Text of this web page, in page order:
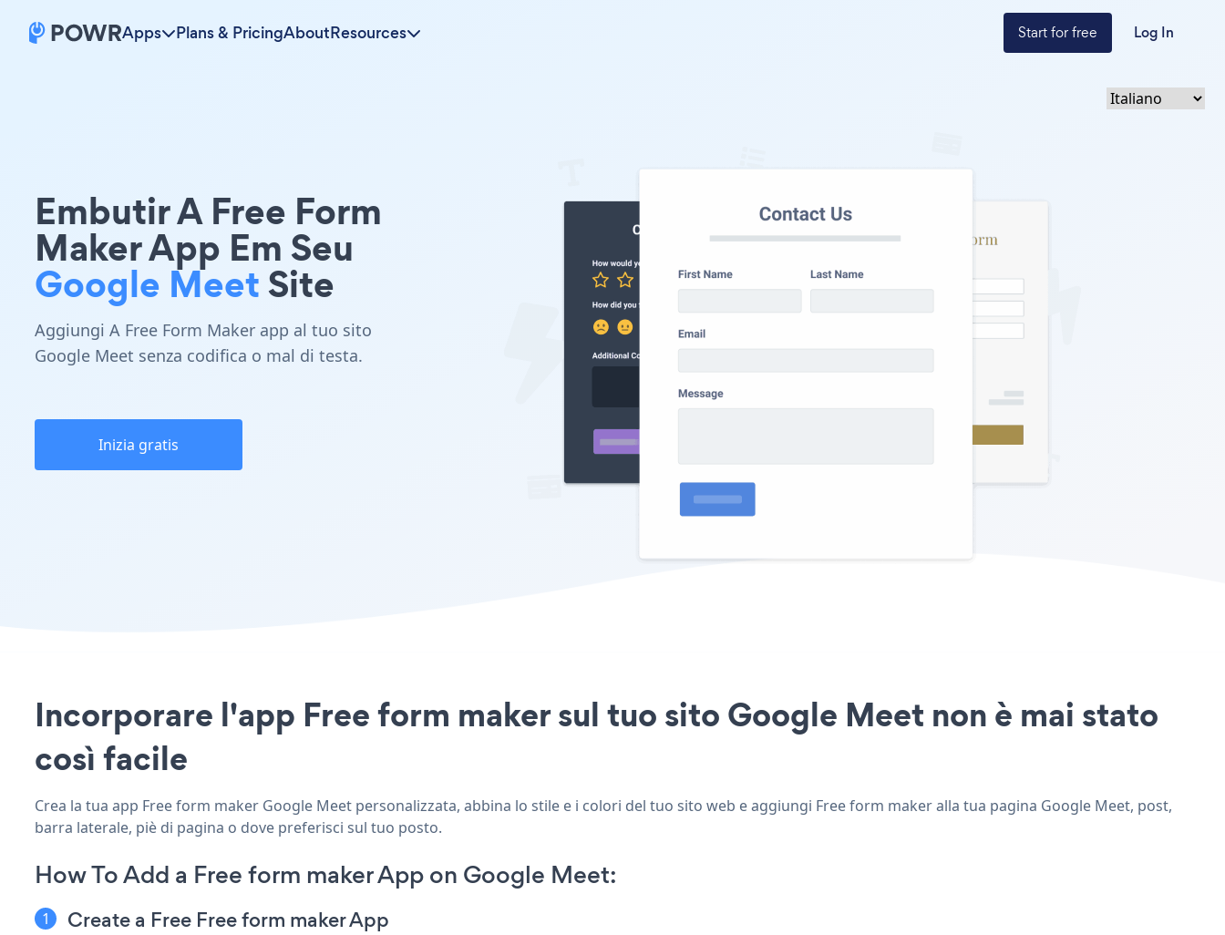
Apps Plans & PricingAboutResources Start for free Log In
Embutir A Free Form
Maker App Em Seu
Google MeetSite
Aggiungi A Free Form Maker app al tuo sito
Google Meet senza codifica o mal di testa.
Inizia gratis
Incorporare l'app Free form maker sul tuo sito Google Meet non è mai stato
così facile
Crea la tua app Free form maker Google Meet personalizzata, abbina lo stile e i colori del tuo sito web e aggiungi Free form maker alla tua pagina Google Meet, post,
barra laterale, piè di pagina o dove preferisci sul tuo posto.
How To Add a Free form maker App on Google Meet:
Create a Free Free form maker App